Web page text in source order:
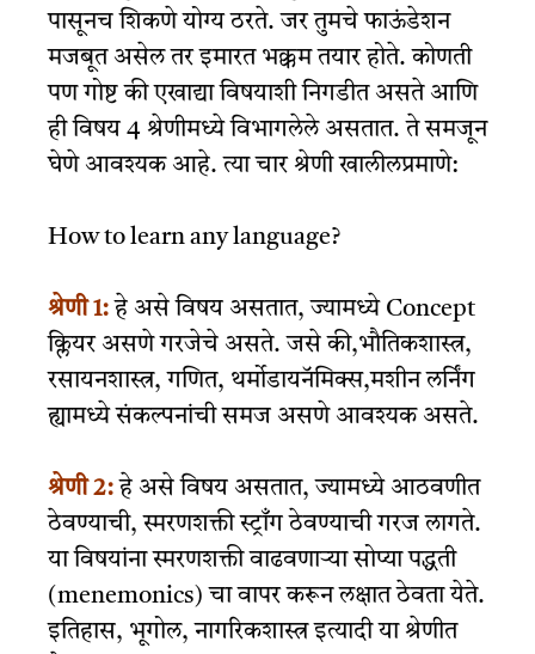
पासूनच शिकणे योग्य ठरते. जर तुमचे फाऊंडेशन
मजबूत असेल तर इमारत भक्कम तयार होते. कोणती
पण गोष्ट की एखाद्या विषयाशी निगडीत असते आणि
ही विषय 4 श्रेणीमध्ये विभागलेले असतात. ते समजून
घेणे आवश्यक आहे. त्या चार श्रेणी खालीलप्रमाणे:
How to learn any language?
श्रेणी 1: हे असे विषय असतात, ज्यामध्ये Concept
क्लियर असणे गरजेचे असते. जसे की,भौतिकशास्त्र,
रसायनशास्त्र, गणित, थर्मोडायनॅमिक्स,मशीन लर्निंग
ह्यामध्ये संकल्पनांची समज असणे आवश्यक असते.
श्रेणी 2: हे असे विषय असतात, ज्यामध्ये आठवणीत
ठेवण्याची, स्मरणशक्ती स्ट्रॉंग ठेवण्याची गरज लागते.
या विषयांना स्मरणशक्ती वाढवणाऱ्या सोप्या पद्धती
(menemonics) चा वापर करून लक्षात ठेवता येते.
इतिहास, भूगोल, नागरिकशास्त्र इत्यादी या श्रेणीत